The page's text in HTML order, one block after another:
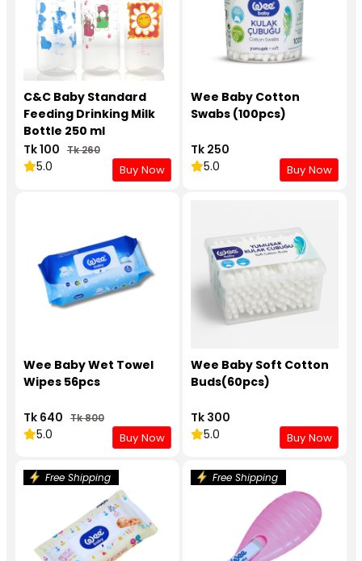
C&C Baby Standard
Feeding Drinking Milk
Bottle 250 ml
Tk 100 Tk 260
5.0 Buy Now
Wee Baby Cotton
Swabs (100pcs)
Tk 250
5.0
Buy Now
Wee Baby Wet Towel
Wipes 56pcs
Tk 640 Tk 800
5.0 Buy Now
Wee Baby Soft Cotton
Buds(60pcs)
Tk 300
5.0
Buy Now
Free Shipping Free Shipping